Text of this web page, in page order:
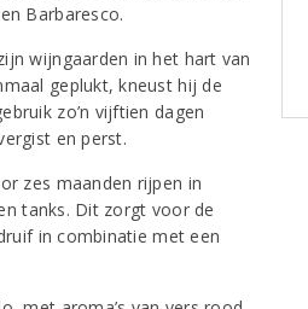
Barbaresco.
wijngaarden in het hart van
geplukt, kneust hij de
zo’n vijftien dagen
en perst.
zes maanden rijpen in
tanks. Dit zorgt voor de
in combinatie met een